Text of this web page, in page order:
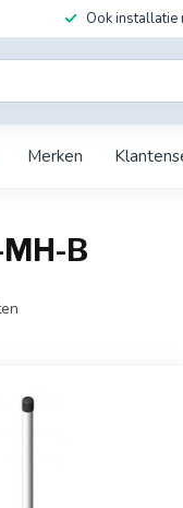
Ook installatie
Merken
B